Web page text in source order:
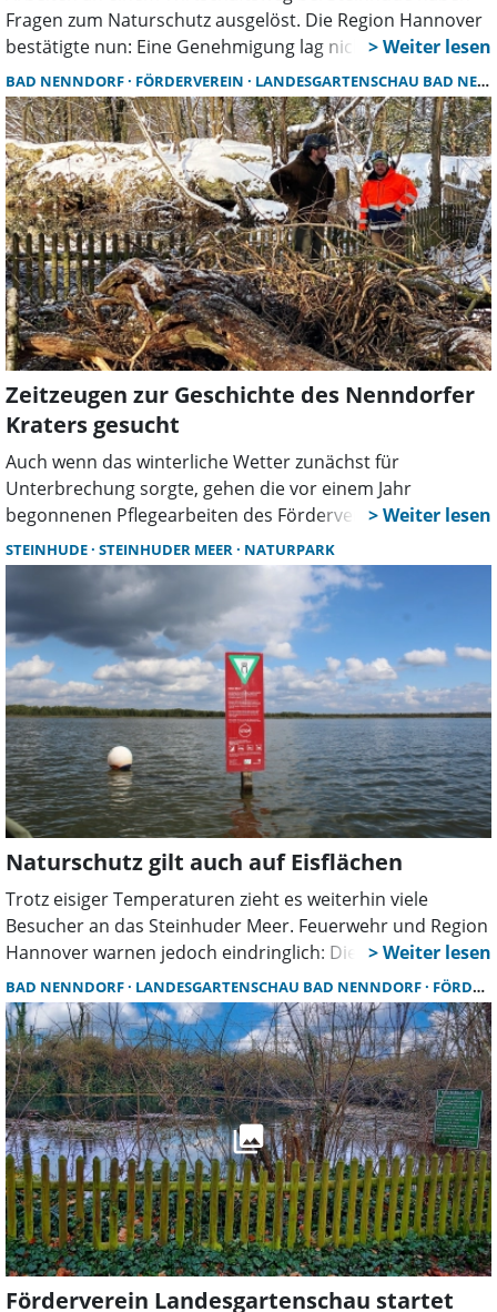
Fragen zum Naturschutz ausgelöst. Die Region Hannover
bestätigte nun: Eine Genehmigung lag nicht vor. Die
Maßnahmen wurden gestoppt, der Verursacher muss
einen Antrag nachreichen.
BAD NENNDORF FÖRDERVEREIN LANDESGARTENSCHAU BAD NENNDORF
Zeitzeugen zur Geschichte des Nenndorfer
Kraters gesucht
Auch wenn das winterliche Wetter zunächst für
Unterbrechung sorgte, gehen die vor einem Jahr
begonnenen Pflegearbeiten des Fördervereins
Landesgartenschau Bad Nenndorf am Nenndorfer Krater
weiter, teilt Vorsitzende Marion Kramer mit.
STEINHUDE STEINHUDER MEER NATURPARK
Naturschutz gilt auch auf Eisflächen
Trotz eisiger Temperaturen zieht es weiterhin viele
Besucher an das Steinhuder Meer. Feuerwehr und Region
Hannover warnen jedoch eindringlich: Die Eisflächen sind
nicht freigegeben und tragen nicht sicher. Zudem dürfen
die sensiblen Naturschutzgebiete zum Schutz
überwinternder Vögel nicht betreten werden.
BAD NENNDORF LANDESGARTENSCHAU BAD NENNDORF FÖRDERVEREIN
Förderverein Landesgartenschau startet